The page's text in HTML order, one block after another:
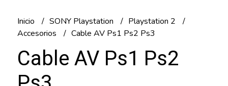
Inicio SONY Playstation
Playstation 2
Accesorios
Cable AV Ps1 Ps2 Ps3
Cable AV Ps1 Ps2